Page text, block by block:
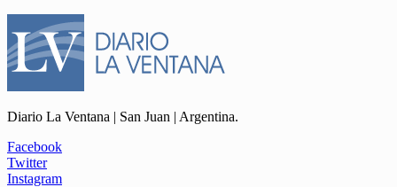
Diario La Ventana | San Juan | Argentina.
Facebook
Twitter
Instagram